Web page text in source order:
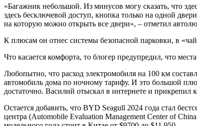
«Багажник небольшой. Из минусов могу сказать, что
здесь бесключевой доступ, кнопка только на одной
на которую можно открыть все двери», – отметил
К плюсам он отнес системы безопасной парковки, в
Что касается комфорта, то блогер предупредил, что
Любопытно, что расход электромобиля на 100 км
автомобиль дома по ночному тарифу. И это большой
достаточно. Василий отыскал в интернете и
Остается добавить, что BYD Seagull 2024 года стал
центра (Automobile Evaluation Management Center of